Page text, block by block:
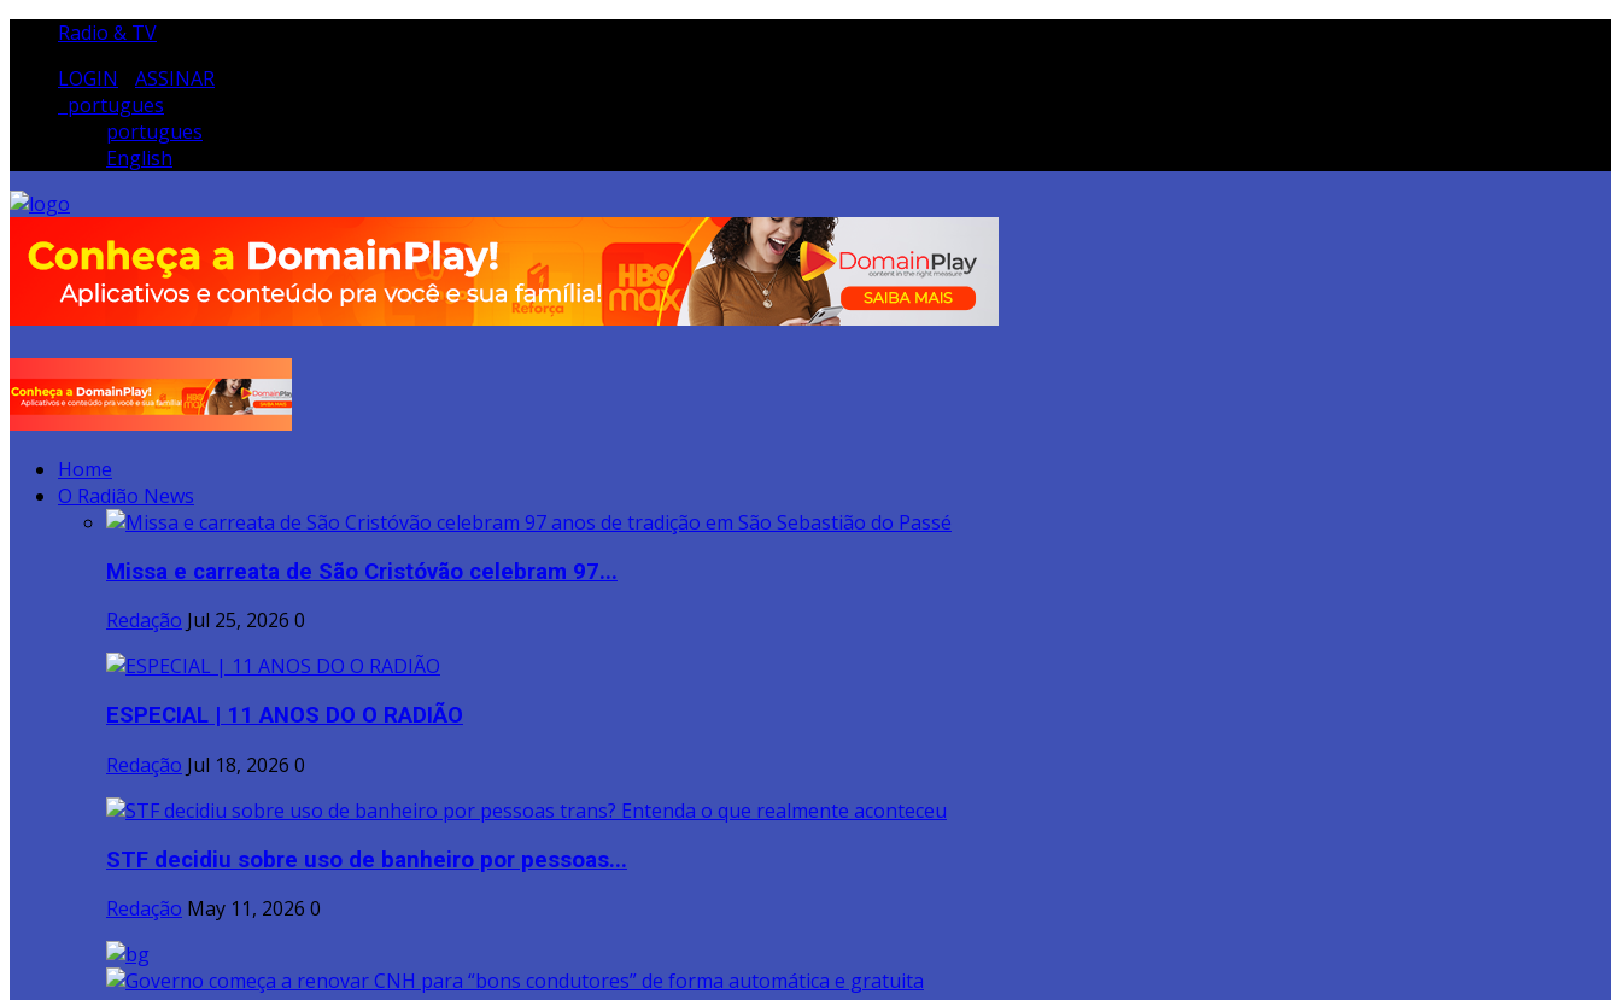
Radio & TV
LOGIN
ASSINAR
portugues
portugues
English
Home
O Radião News
Missa e carreata de São Cristóvão celebram 97...
Redação Jul 25, 2026 0
ESPECIAL | 11 ANOS DO O RADIÃO
Redação Jul 18, 2026 0
STF decidiu sobre uso de banheiro por pessoas...
Redação May 11, 2026 0